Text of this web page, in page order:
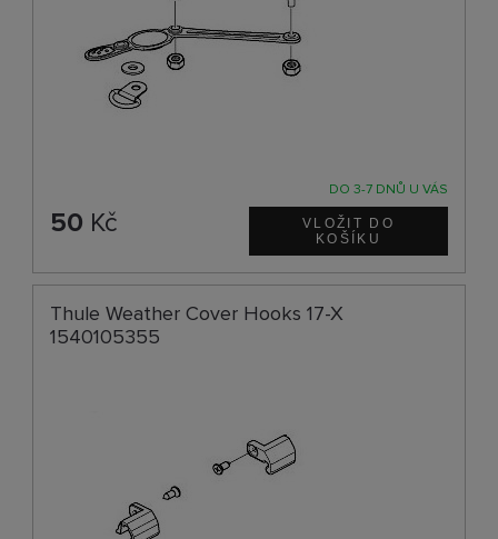
DO 3-7 DNŮ U VÁS
50 Kč
Thule Weather Cover Hooks 17-X
1540105355